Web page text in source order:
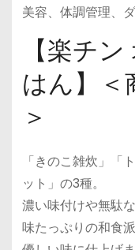
美容、体調管理、
【楽チ
はん】＜
＞
「きのこ雑炊」「
ット」の3種。
濃い味付けや無駄
味たっぷりの和食